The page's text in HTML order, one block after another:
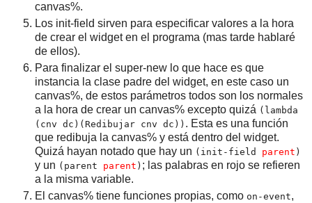
canvas%.
Los init-field sirven para especificar valores a la hora
de crear el widget en el programa (mas tarde hablaré
de ellos).
Para finalizar el super-new lo que hace es que
instancia la clase padre del widget, en este caso un
canvas%, de estos parámetros todos son los normales
a la hora de crear un canvas% excepto quizá (lambda
(cnv dc)(Redibujar cnv dc)) . Esta es una función
que redibuja la canvas% y está dentro del widget.
Quizá hayan notado que hay un (init-field parent )
y un (parent parent ) ; las palabras en rojo se refieren
a la misma variable.
El canvas% tiene funciones propias, como on-event,